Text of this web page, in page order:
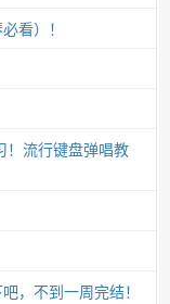
看）！
！流行键盘弹唱教
，不到一周完结！